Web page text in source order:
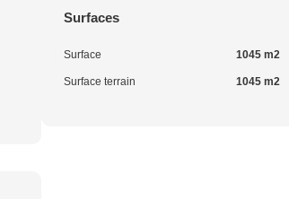
Surfaces
Surface 1045 m2
Surface terrain 1045 m2